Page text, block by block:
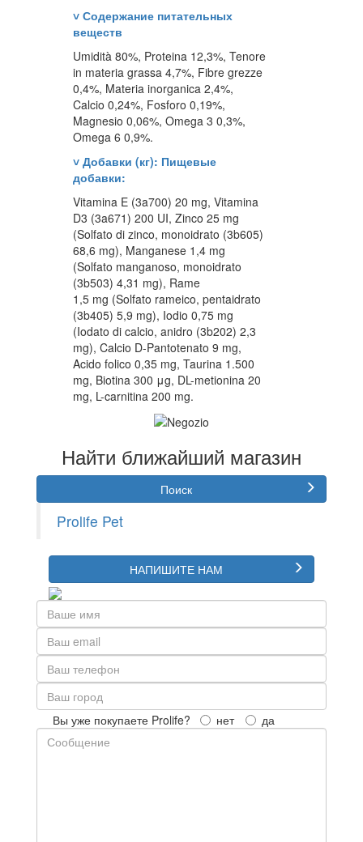
˅ Содержание питательных
веществ
Umidità 80%, Proteina 12,3%, Tenore
in materia grassa 4,7%, Fibre grezze
0,4%, Materia inorganica 2,4%,
Calcio 0,24%, Fosforo 0,19%,
Magnesio 0,06%, Omega 3 0,3%,
Omega 6 0,9%.
˅ Добавки (кг): Пищевые
добавки:
Vitamina E (3a700) 20 mg, Vitamina
D3 (3a671) 200 UI, Zinco 25 mg
(Solfato di zinco, monoidrato (3b605)
68,6 mg), Manganese 1,4 mg
(Solfato manganoso, monoidrato
(3b503) 4,31 mg), Rame
1,5 mg (Solfato rameico, pentaidrato
(3b405) 5,9 mg), Iodio 0,75 mg
(Iodato di calcio, anidro (3b202) 2,3
mg), Calcio D-Pantotenato 9 mg,
Acido folico 0,35 mg, Taurina 1.500
mg, Biotina 300 μg, DL-metionina 20
mg, L-carnitina 200 mg.
Найти ближайший магазин
Поиск
Prolife Pet
НАПИШИТЕ НАМ
Вы уже покупаете Prolife? нет да